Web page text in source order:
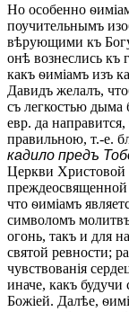
Но особенно
поучительнымъ
вѣрующими къ
онѣ вознеслись къ
какъ ѳиміамъ изъ
Давидъ желалъ,
съ легкостью дыма
евр. да
правильною, т.-е.
кадило предъ
Церкви Христовой
что ѳиміамъ
символомъ
огонь, такъ и для
святой ревности;
чувствованія
иначе, какъ
Божіей. Далѣе,